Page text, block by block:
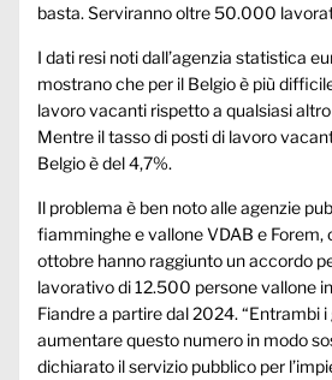
basta. Serviranno oltre 50.000
I dati resi noti dall’agenzia statistica
mostrano che per il Belgio è più
lavoro vacanti rispetto a qualsiasi altro
Mentre il tasso di posti di lavoro
Belgio è del 4,7%.
Il problema è ben noto alle agenzie
fiamminghe e vallone VDAB e Forem,
ottobre hanno raggiunto un accordo
lavorativo di 12.500 persone vallone
Fiandre a partire dal 2024. “Entrambi
aumentare questo numero in modo
dichiarato il servizio pubblico per